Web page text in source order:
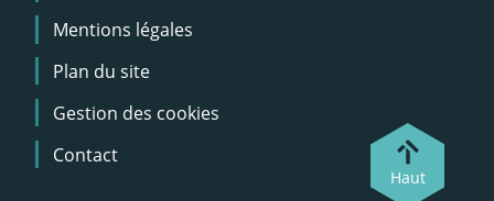
page
Mentions légales
Plan du site
Gestion des cookies
Contact
Haut